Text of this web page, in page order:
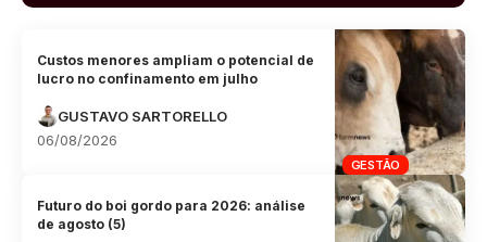
GESTÃO
Custos menores ampliam o potencial de
lucro no confinamento em julho
GUSTAVO SARTORELLO
06/08/2026
Futuro do boi gordo para 2026: análise
de agosto (5)